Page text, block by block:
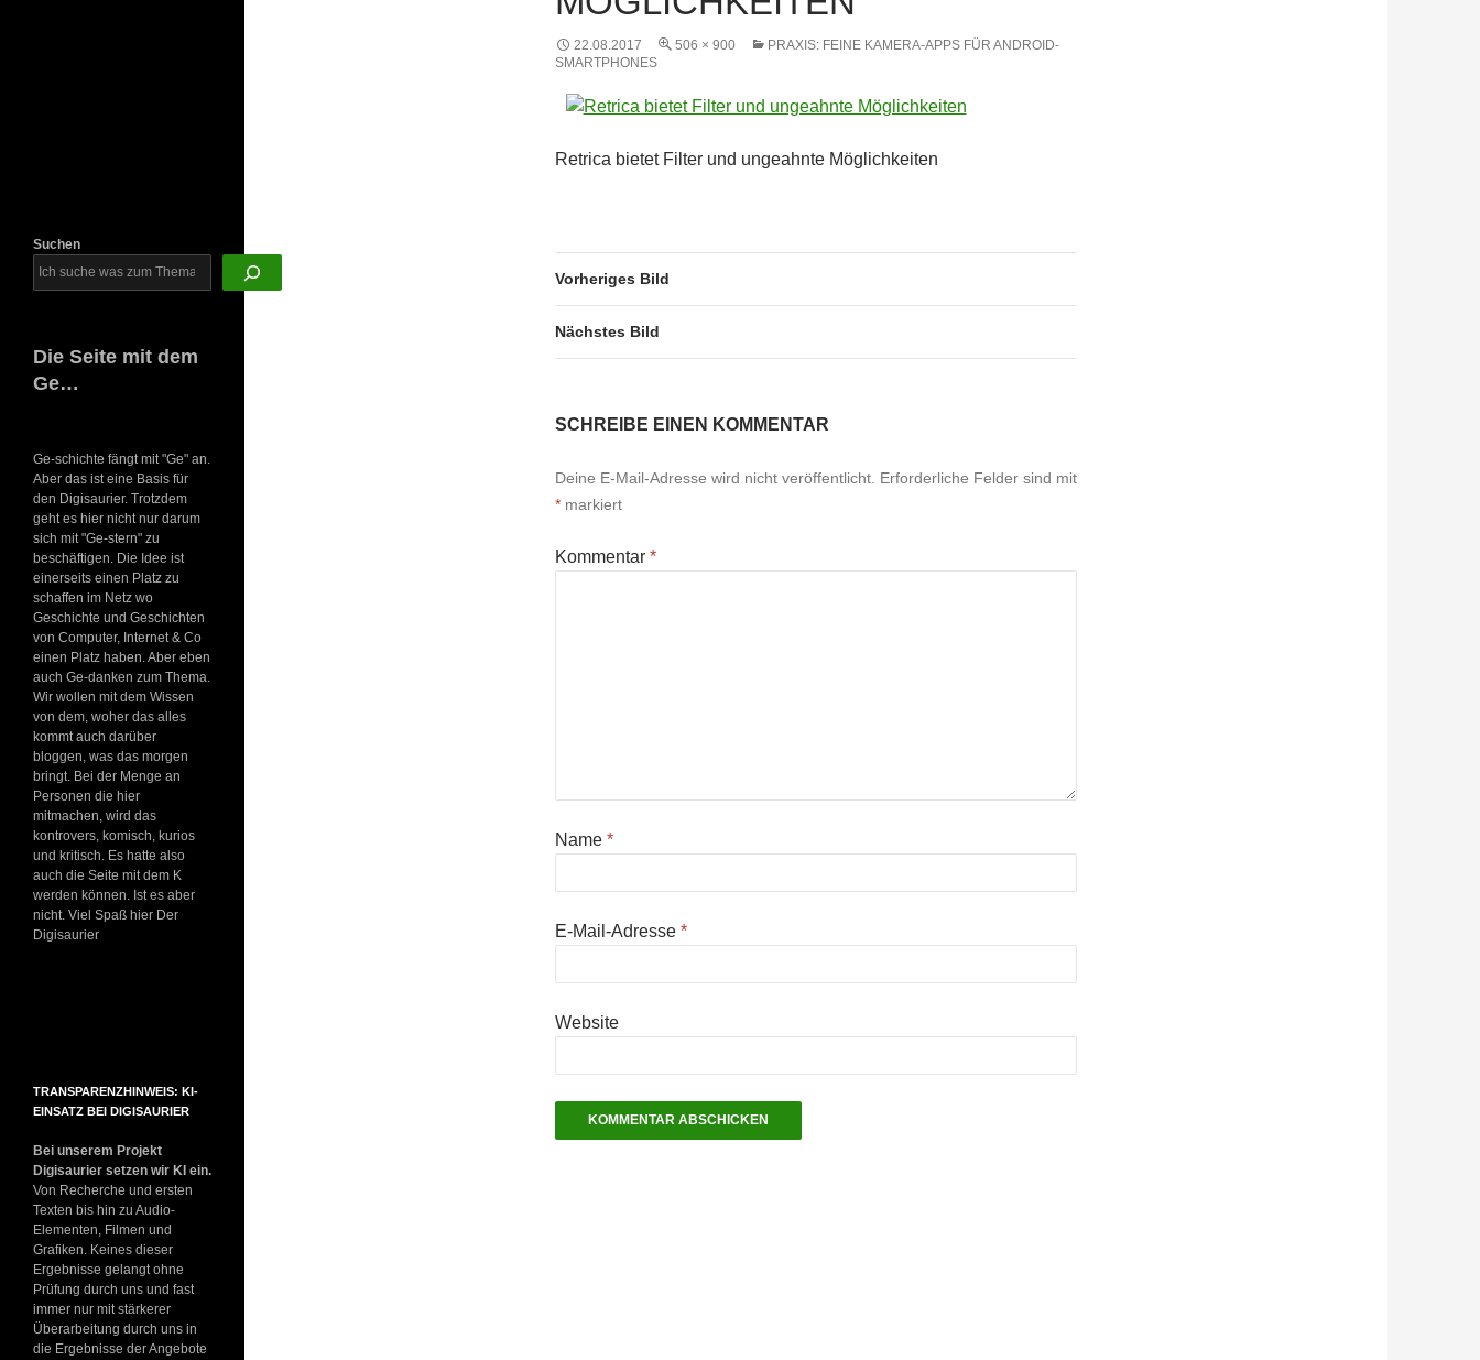
22.08.2017 506 × 900
PRAXIS: FEINE KAMERA-APPS FÜR ANDROID-
SMARTPHONES
Retrica bietet Filter und ungeahnte Möglichkeiten
Vorheriges Bild
Nächstes Bild
SCHREIBE EINEN KOMMENTAR
Deine E-Mail-Adresse wird nicht veröffentlicht. Erforderliche Felder sind mit
* markiert
Kommentar *
Name *
E-Mail-Adresse *
Website
Suchen
Die Seite mit dem
Ge…
Ge-schichte fängt mit "Ge" an.
Aber das ist eine Basis für
den Digisaurier. Trotzdem
geht es hier nicht nur darum
sich mit "Ge-stern" zu
beschäftigen. Die Idee ist
einerseits einen Platz zu
schaffen im Netz wo
Geschichte und Geschichten
von Computer, Internet & Co
einen Platz haben. Aber eben
auch Ge-danken zum Thema.
Wir wollen mit dem Wissen
von dem, woher das alles
kommt auch darüber
bloggen, was das morgen
bringt. Bei der Menge an
Personen die hier
mitmachen, wird das
kontrovers, komisch, kurios
und kritisch. Es hatte also
auch die Seite mit dem K
werden können. Ist es aber
nicht. Viel Spaß hier Der
Digisaurier
TRANSPARENZHINWEIS: KI-
EINSATZ BEI DIGISAURIER
Bei unserem Projekt
Digisaurier setzen wir KI ein.
Von Recherche und ersten
Texten bis hin zu Audio-
Elementen, Filmen und
Grafiken. Keines dieser
Ergebnisse gelangt ohne
Prüfung durch uns und fast
immer nur mit stärkerer
Überarbeitung durch uns in
die Ergebnisse der Angebote